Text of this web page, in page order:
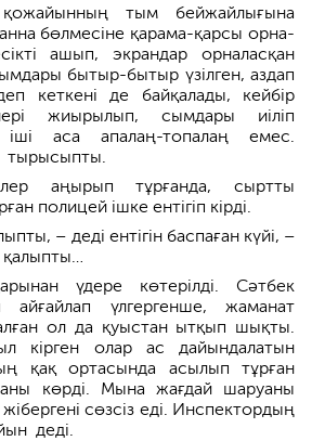
тым бейжайлығына
бөлмесіне қарама-қарсы орна­
ашып, экрандар орналасқан
бытыр-бытыр үзілген, аздап
кеткені де байқалады, кейбір
жиырылып, сымдары иіліп
аса апалаң-топалаң емес.
тырысыпты.
аңырып тұрғанда, сыртты
поли­цей ішке ентігіп кірді.
– деді ентігін баспаған күйі, –
үдере көтерілді. Сәтбек
айғайлап үлгергенше, жаманат
ол да қуыстан ытқып шықты.
кірген олар ас дайындалатын
қақ ортасында асылып тұрған
көрді. Мына жағдай шаруаны
сөзсіз еді. Инспектордың
деді.